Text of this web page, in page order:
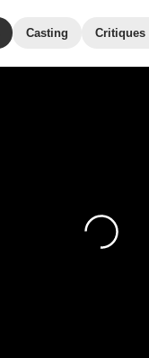
Casting Critiques